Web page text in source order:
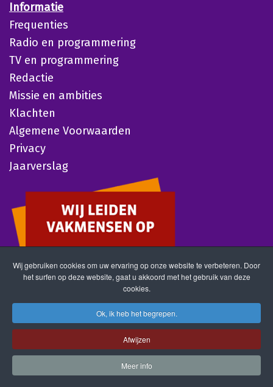
Informatie
Frequenties
Radio en programmering
TV en programmering
Redactie
Missie en ambities
Klachten
Algemene Voorwaarden
Privacy
Jaarverslag
Wij gebruiken cookies om uw ervaring op onze website te verbeteren. Door
het surfen op deze website, gaat u akkoord met het gebruik van deze
cookies.
Ok, ik heb het begrepen.
Afwijzen
Meer info